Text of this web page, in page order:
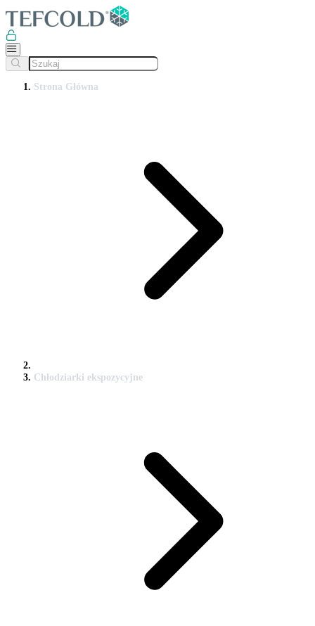
Strona Główna
Chłodziarki ekspozycyjne